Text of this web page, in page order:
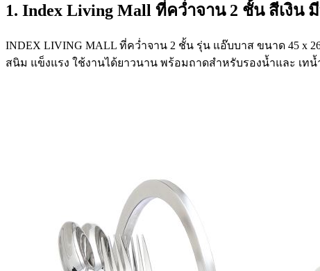
1. Index Living Mall ที่คว่ำจาน 2 ชั้น สีเงิน
INDEX LIVING MALL ที่คว่ำจาน 2 ชั้น รุ่น แอ๊บบาส ขนาด 45 x
สนิม แข็งแรง ใช้งานได้ยาวนาน พร้อมถาดสำหรับรองน้ำและ เท